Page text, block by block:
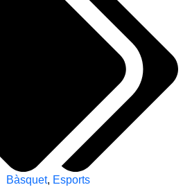
Bàsquet, Esports